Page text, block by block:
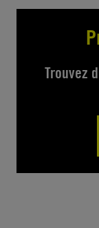
Trouvez